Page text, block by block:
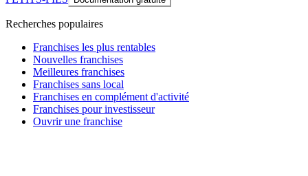
Recherches populaires
Franchises les plus rentables
Nouvelles franchises
Meilleures franchises
Franchises sans local
Franchises en complément d'activité
Franchises pour investisseur
Ouvrir une franchise